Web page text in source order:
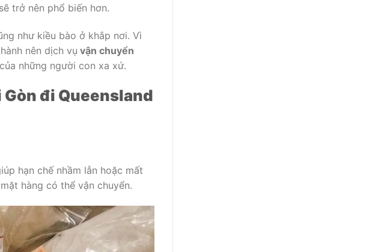
trở nên phổ biến hơn.
như kiều bào ở khắp nơi. Vì
nên dịch vụ vận chuyển
những người con xa xứ.
đi Queensland
hạn chế nhầm lẫn hoặc mất
hàng có thể vận chuyển.